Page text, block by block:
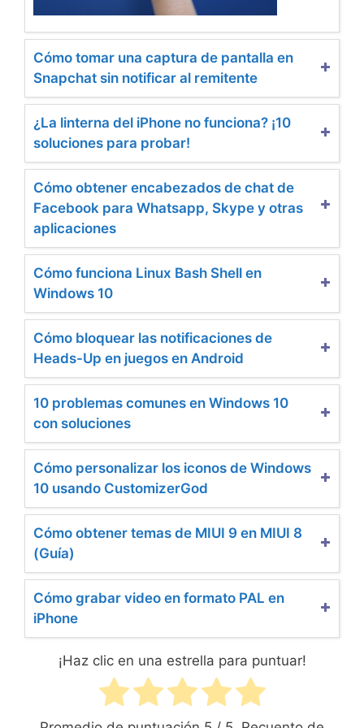
Cómo tomar una captura de pantalla en
Snapchat sin notificar al remitente
¿La linterna del iPhone no funciona? ¡10
soluciones para probar!
Cómo obtener encabezados de chat de
Facebook para Whatsapp, Skype y otras
aplicaciones
Cómo funciona Linux Bash Shell en
Windows 10
Cómo bloquear las notificaciones de
Heads-Up en juegos en Android
10 problemas comunes en Windows 10
con soluciones
Cómo personalizar los iconos de Windows
10 usando CustomizerGod
Cómo obtener temas de MIUI 9 en MIUI 8
(Guía)
Cómo grabar video en formato PAL en
iPhone
¡Haz clic en una estrella para puntuar!